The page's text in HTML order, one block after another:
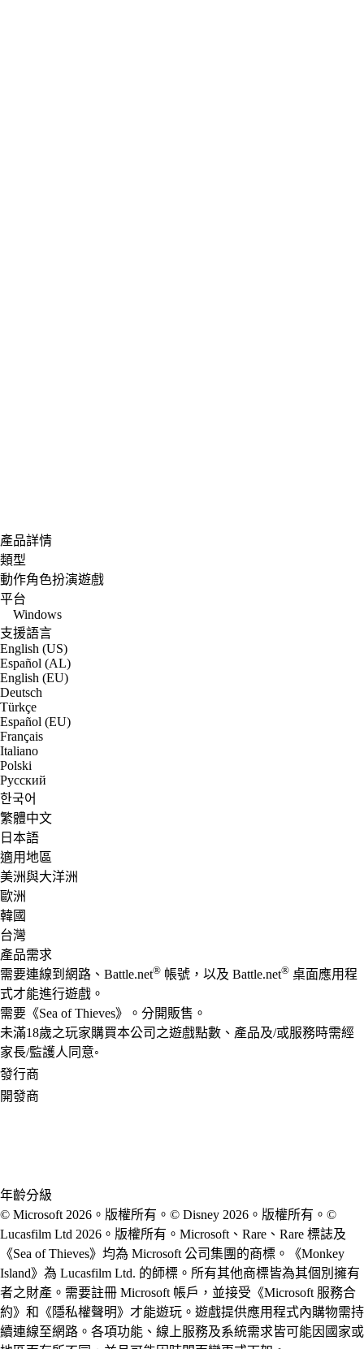
產品詳情
類型
動作角色扮演遊戲
平台
Windows
支援語言
English (US)
Español (AL)
English (EU)
Deutsch
Türkçe
Español (EU)
Français
Italiano
Polski
Русский
한국어
繁體中文
日本語
適用地區
美洲與大洋洲
歐洲
韓國
台灣
產品需求
需要連線到網路、Battle.net® 帳號，以及 Battle.net® 桌面應用程
式才能進行遊戲。
需要《Sea of Thieves》。分開販售。
未滿18歲之玩家購買本公司之遊戲點數、產品及/或服務時需經
家長/監護人同意◦
發行商
開發商
年齡分級
© Microsoft 2026。版權所有。© Disney 2026。版權所有。©
Lucasfilm Ltd 2026。版權所有。Microsoft、Rare、Rare 標誌及
《Sea of Thieves》均為 Microsoft 公司集團的商標。《Monkey
Island》為 Lucasfilm Ltd. 的師標。所有其他商標皆為其個別擁有
者之財產。需要註冊 Microsoft 帳戶，並接受《Microsoft 服務合
約》和《隱私權聲明》才能遊玩。遊戲提供應用程式內購物需持
續連線至網路。各項功能、線上服務及系統需求皆可能因國家或